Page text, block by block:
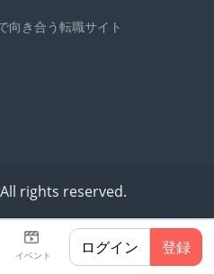
イベント ログイン 登録
向き合う転職サイト
rights reserved.